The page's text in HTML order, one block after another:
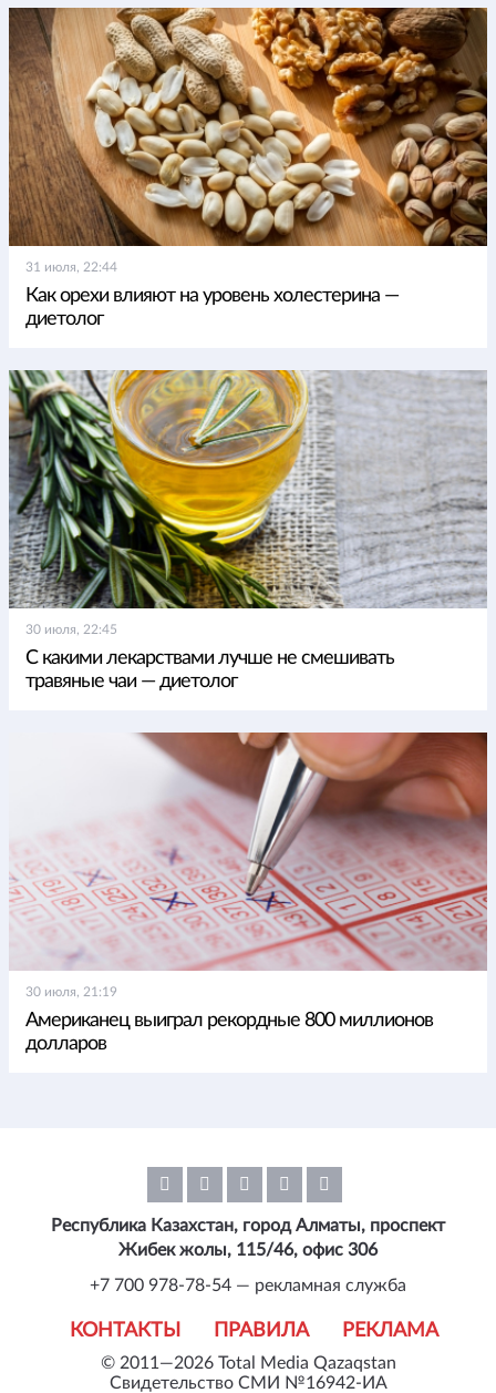
31 июля, 22:44
Как орехи влияют на уровень холестерина —
диетолог
30 июля, 22:45
С какими лекарствами лучше не смешивать
травяные чаи — диетолог
30 июля, 21:19
Американец выиграл рекордные 800 миллионов
долларов
© 2011—2026 Total Media Qazaqstan
Свидетельство СМИ №16942-ИА
КОНТАКТЫ ПРАВИЛА РЕКЛАМА
Республика Казахстан, город Алматы, проспект
Жибек жолы, 115/46, офис 306
+7 700 978-78-54 — рекламная служба